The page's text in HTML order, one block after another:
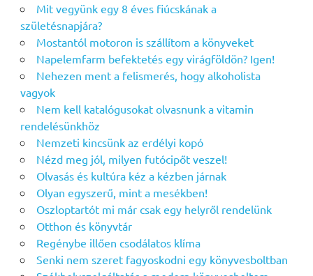
Mit vegyünk egy 8 éves fiúcskának a
születésnapjára?
Mostantól motoron is szállítom a könyveket
Napelemfarm befektetés egy virágföldön? Igen!
Nehezen ment a felismerés, hogy alkoholista
vagyok
Nem kell katalógusokat olvasnunk a vitamin
rendelésünkhöz
Nemzeti kincsünk az erdélyi kopó
Nézd meg jól, milyen futócipőt veszel!
Olvasás és kultúra kéz a kézben járnak
Olyan egyszerű, mint a mesékben!
Oszloptartót mi már csak egy helyről rendelünk
Otthon és könyvtár
Regénybe illően csodálatos klíma
Senki nem szeret fagyoskodni egy könyvesboltban